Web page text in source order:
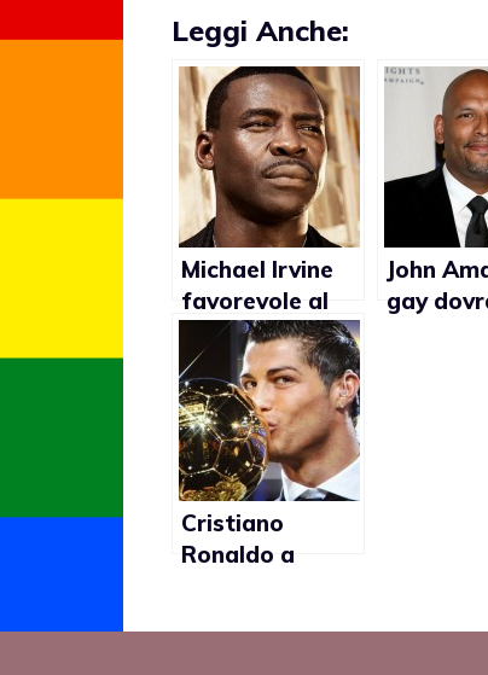
Leggi Anche:
Michael Irvine
favorevole al
matrimonio gay
John
gay
Cristiano
Ronaldo a